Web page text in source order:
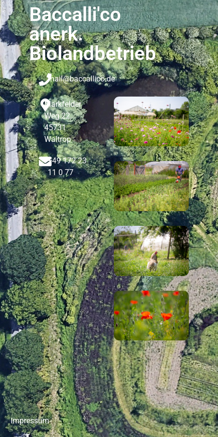
Baccalli'co
anerk.
Biolandbetrieb
mail@baccallico.de
Markfelder
Weg 22,
45731
Waltrop
+49 172 23
11 0 77
Impressum